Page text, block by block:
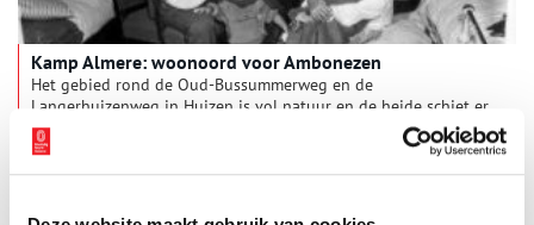
Kamp Almere: woonoord voor Ambonezen
Het gebied rond de Oud-Bussummerweg en de
Langerhuizenweg in Huizen is vol natuur en de heide schiet er
wortel. Bijna niets op deze plek doet denken aan een
opvangkamp met barakken.